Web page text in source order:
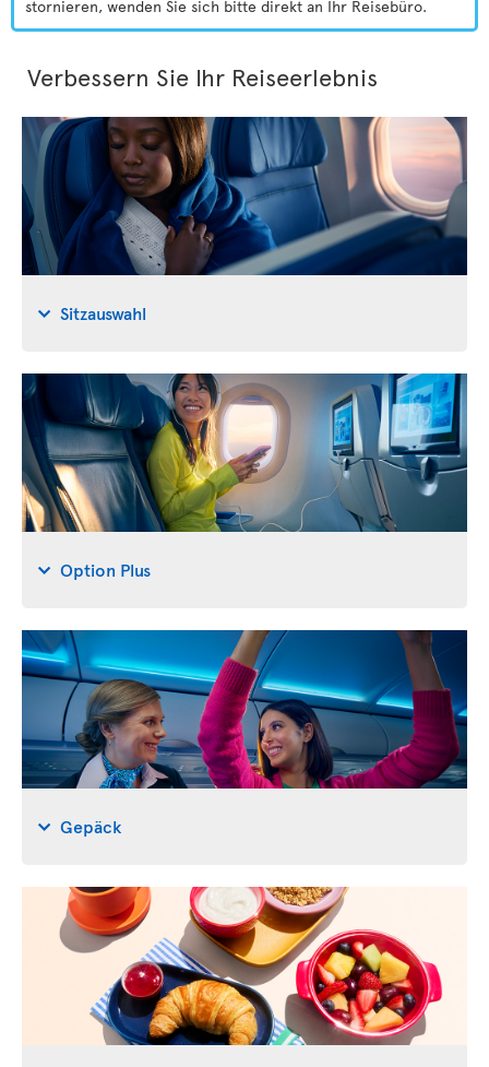
stornieren, wenden Sie sich bitte direkt an Ihr Reisebüro.
Verbessern Sie Ihr Reiseerlebnis
Sitzauswahl
Option Plus
Gepäck